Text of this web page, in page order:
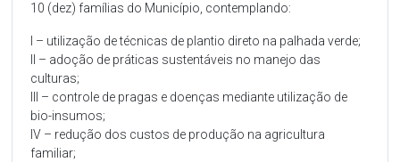
10 (dez) famílias do Município, contemplando:
I – utilização de técnicas de plantio direto na palhada verde;
II – adoção de práticas sustentáveis no manejo das
culturas;
III – controle de pragas e doenças mediante utilização de
bio-insumos;
IV – redução dos custos de produção na agricultura
familiar;